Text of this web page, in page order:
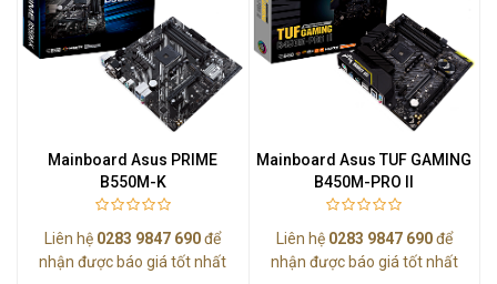
Mainboard Asus PRIME
B550M-K
Liên hệ 0283 9847 690để
nhận được báo giá tốt nhất
Mainboard Asus TUF GAMING
B450M-PRO II
Liên hệ 0283 9847 690để
nhận được báo giá tốt nhất